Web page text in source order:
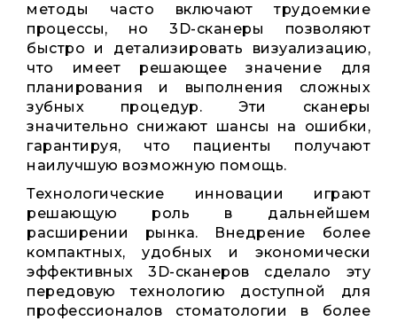
методы часто включают трудоемкие
процессы, но 3D-сканеры позволяют
быстро и детализировать визуализацию,
что имеет решающее значение для
планирования и выполнения сложных
зубных процедур. Эти сканеры
значительно снижают шансы на ошибки,
гарантируя, что пациенты получают
наилучшую возможную помощь.
Технологические инновации играют
решающую роль в дальнейшем
расширении рынка. Внедрение более
компактных, удобных и экономически
эффективных 3D-сканеров сделало эту
передовую технологию доступной для
профессионалов стоматологии в более